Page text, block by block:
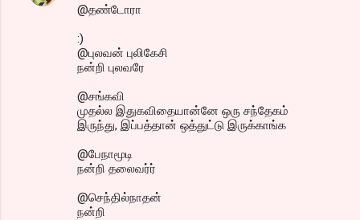
@தண்டோரா
:)
@புலவன் புலிகேசி
நன்றி புலவரே
@சங்கவி
முதல்ல இதுகவிதையான்னே ஒரு சந்தேகம்
இருந்து, இப்பத்தான் ஒத்துட்டு இருக்காங்க
@பேநாமூடி
நன்றி தலைவர்ர்
@செந்தில்நாதன்
நன்றி